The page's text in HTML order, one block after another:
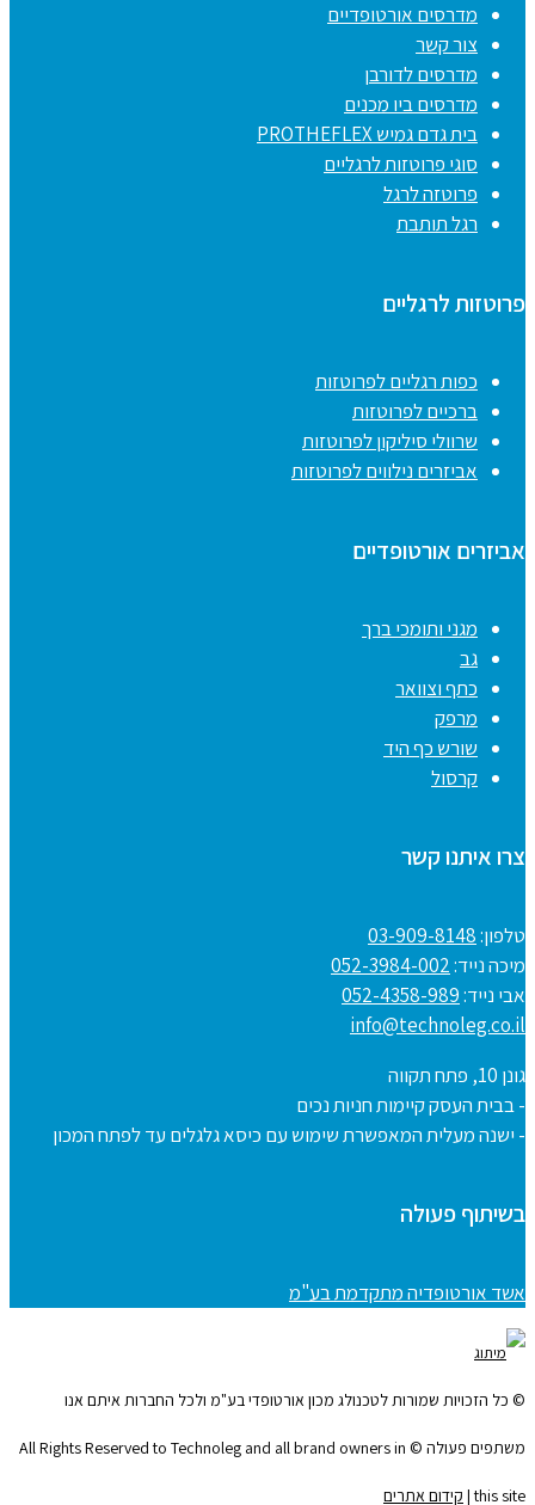
מדרסים אורטופדיים
צור קשר
מדרסים לדורבן
מדרסים ביו מכנים
בית גדם גמיש PROTHEFLEX
סוגי פרוטזות לרגליים
פרוטזה לרגל
רגל תותבת
פרוטזות לרגליים
כפות רגליים לפרוטזות
ברכיים לפרוטזות
שרוולי סיליקון לפרוטזות
אביזרים נילווים לפרוטזות
אביזרים אורטופדיים
מגני ותומכי ברך
גב
כתף וצוואר
מרפק
שורש כף היד
קרסול
צרו איתנו קשר
טלפון:03-909-8148
מיכה נייד:052-3984-002
אבי נייד:052-4358-989
info@technoleg.co.il
גונן 10, פתח תקווה
- בבית העסק קיימות חניות נכים
- ישנה מעלית המאפשרת שימוש עם כיסא גלגלים עד לפתח המכון
בשיתוף פעולה
אשד אורטופדיה מתקדמת בע"מ
© כל הזכויות שמורות לטכנולג מכון אורטופדי בע"מ ולכל החברות איתם אנו
משתפים פעולה © All Rights Reserved to Technoleg and all brand owners in
this site | קידום אתרים